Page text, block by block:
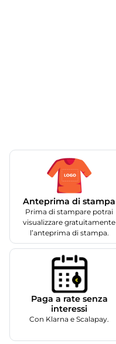
Anteprima di stampa
Prima di stampare potrai
visualizzare gratuitamente
l’anteprima di stampa.
Paga a rate senza
interessi
Con Klarna e Scalapay.